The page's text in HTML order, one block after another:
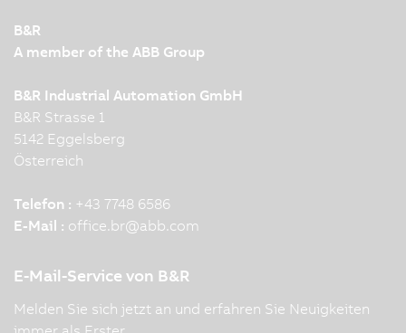
B&R
A member of the ABB Group
B&R Industrial Automation GmbH
B&R Strasse 1
5142 Eggelsberg
Österreich
Telefon : +43 7748 6586
E-Mail : office.br@abb.com
E-Mail-Service von B&R
Melden Sie sich jetzt an und erfahren Sie Neuigkeiten